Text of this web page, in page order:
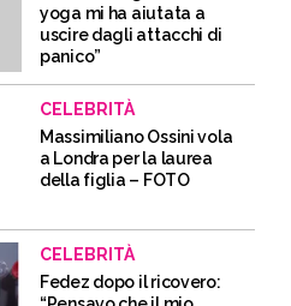
yoga mi ha aiutata a
uscire dagli attacchi di
panico”
CELEBRITÀ
Massimiliano Ossini vola
a Londra per la laurea
della figlia – FOTO
CELEBRITÀ
Fedez dopo il ricovero: